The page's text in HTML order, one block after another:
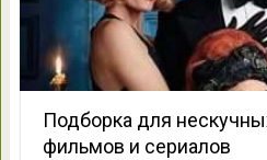
Подборка для
фильмов и сериалов